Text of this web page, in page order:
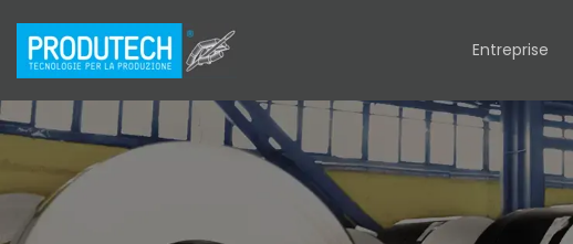
Entreprise